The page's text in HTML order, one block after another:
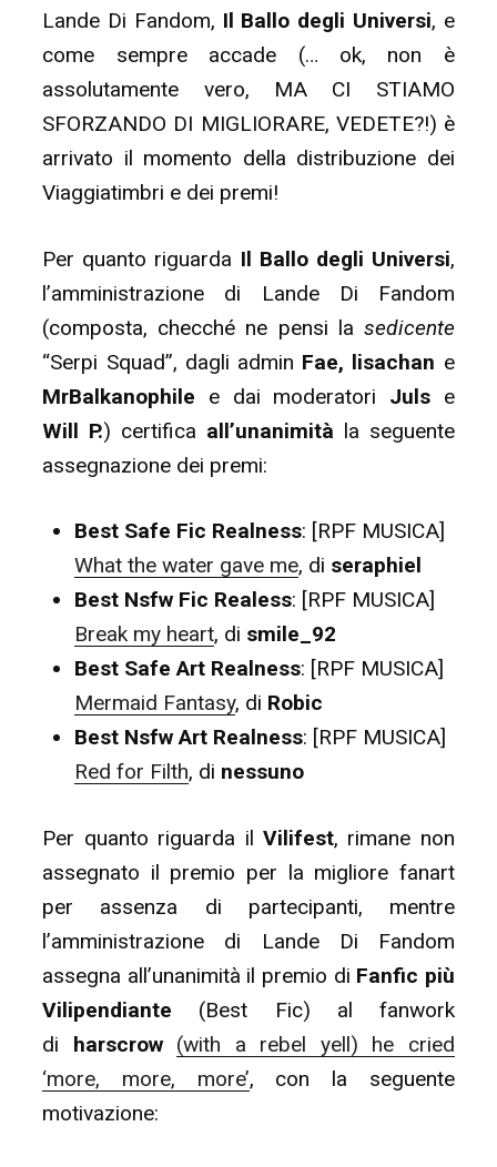
Lande Di Fandom, Il Ballo degli Universi, e
come sempre accade (… ok, non è
assolutamente vero, MA CI STIAMO
SFORZANDO DI MIGLIORARE, VEDETE?!) è
arrivato il momento della distribuzione dei
Viaggiatimbri e dei premi!
Per quanto riguarda Il Ballo degli Universi,
l’amministrazione di Lande Di Fandom
(composta, checché ne pensi la sedicente
“Serpi Squad”, dagli admin Fae, lisachan e
MrBalkanophile e dai moderatori Juls e
Will P.) certifica all’unanimità la seguente
assegnazione dei premi:
Best Safe Fic Realness: [RPF MUSICA]
What the water gave me, di seraphiel
Best Nsfw Fic Realess: [RPF MUSICA]
Break my heart, di smile_92
Best Safe Art Realness: [RPF MUSICA]
Mermaid Fantasy, di Robic
Best Nsfw Art Realness: [RPF MUSICA]
Red for Filth, di nessuno
Per quanto riguarda il Vilifest, rimane non
assegnato il premio per la migliore fanart
per assenza di partecipanti, mentre
l’amministrazione di Lande Di Fandom
assegna all’unanimità il premio di Fanfic più
Vilipendiante (Best Fic) al fanwork
di harscrow (with a rebel yell) he cried
‘more, more, more’, con la seguente
motivazione: